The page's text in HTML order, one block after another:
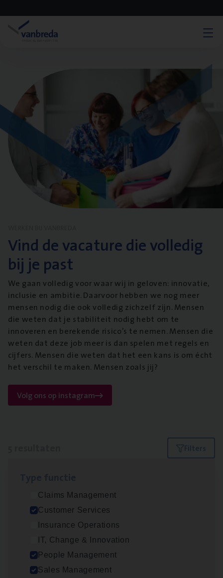
Vind de vacature die volledig
bij je past
We gaan volledig voor waar wij in geloven: innovatie,
inclusie en ambitie. Daarvoor hebben we nog meer
mensen nodig die ook volledig zichzelf zijn. Mensen
die weten dat je stabiliteit nodig hebt om te
innoveren en berekende risico’s te nemen. Mensen die
weten dat deze job meer is dan spelen met regels en
cijfers. Mensen die weten dat het een kans is om écht
het verschil te maken. Mensen zoals jij?
Volg ons op instagram
Filters
Claims Management
Customer Services
Insurance Operations
IT, Change & Innovation
People Management
Sales Management
Insu­ran­ce Bro­ker Trans­port
Antwerpen
Insu­ran­ce Bro­kerKMO